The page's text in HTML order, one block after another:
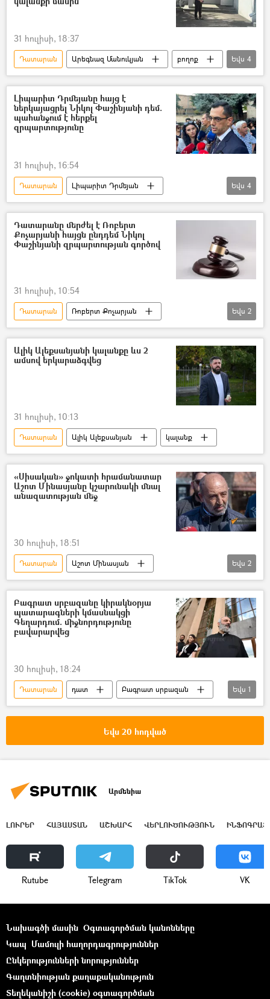
31 հուլիսի, 18:37
Դատարան Արեգնազ Մանուկյան
բողոք
փաստաբան
Տաթևիկ Սողոյան
կալանք
գաղտնիք
Եվս 4
Լիպարիտ Դրմեյանը հայց է
ներկայացրել Նիկոլ Փաշինյանի դեմ.
պահանջում է հերքել
զրպարտությունը
31 հուլիսի, 16:54
Դատարան
Լիպարիտ Դրմեյան
Նիկոլ Փաշինյան
Հայց
հերքում
զրպարտություն
Եվս 4
Դատարանը մերժել է Ռոբերտ
Քոչարյանի հայցն ընդդեմ Նիկոլ
Փաշինյանի զրպարտության գործով
31 հուլիսի, 10:54
Դատարան
Ռոբերտ Քոչարյան
Նիկոլ Փաշինյան
դատ
Եվս 2
Ալիկ Ալեքսանյանի կալանքը ևս 2
ամսով երկարաձգվեց
31 հուլիսի, 10:13
Դատարան Ալիկ Ալեքսանյան կալանք
«Սիսական» ջոկատի հրամանատար
Աշոտ Մինասյանը կշարունակի մնալ
անազատության մեջ
30 հուլիսի, 18:51
Դատարան
Աշոտ Մինասյան
«Սիսական» ջոկատ
դատ
Եվս 2
Բագրատ սրբազանը կիրակնօրյա
պատարագների կմասնակցի
Գեղարդում. միջնորդությունը
բավարարվեց
30 հուլիսի, 18:24
Դատարան դատ
Բագրատ սրբազան
Գառնի
Եվս 1
Եվս 20 հոդված
Արմենիա
ԼՈՒՐԵՐ ՀԱՅԱՍՏԱՆ ԱՇԽԱՐՀ ՎԵՐԼՈՒԾՈՒԹՅՈՒՆ
Rutube Telegram ТikТоk VK
Նախագծի մասին Օգտագործման կանոնները
Կապ Մամուլի հաղորդագրություններ
Ընկերությունների նորություններ
Գաղտնիության քաղաքականություն
Տեղեկանիշի (cookie) օգտագործման